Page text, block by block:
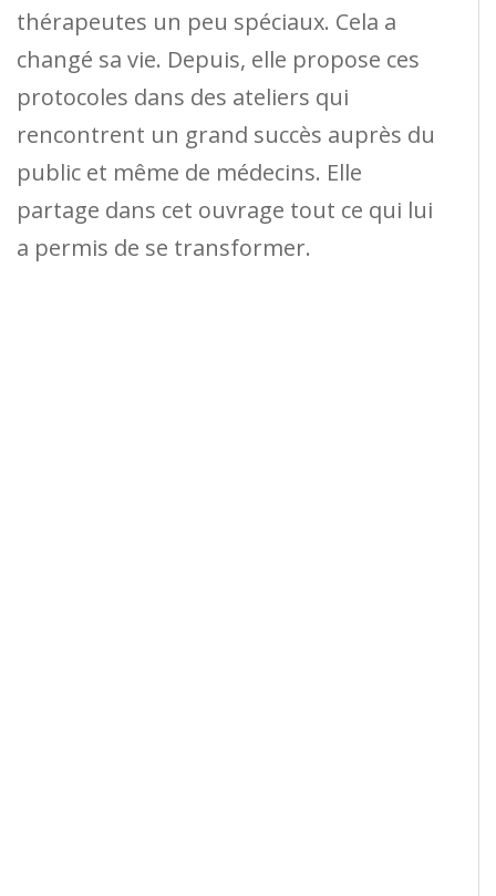
thérapeutes un peu spéciaux. Cela a
changé sa vie. Depuis, elle propose ces
protocoles dans des ateliers qui
rencontrent un grand succès auprès du
public et même de médecins. Elle
partage dans cet ouvrage tout ce qui lui
a permis de se transformer.